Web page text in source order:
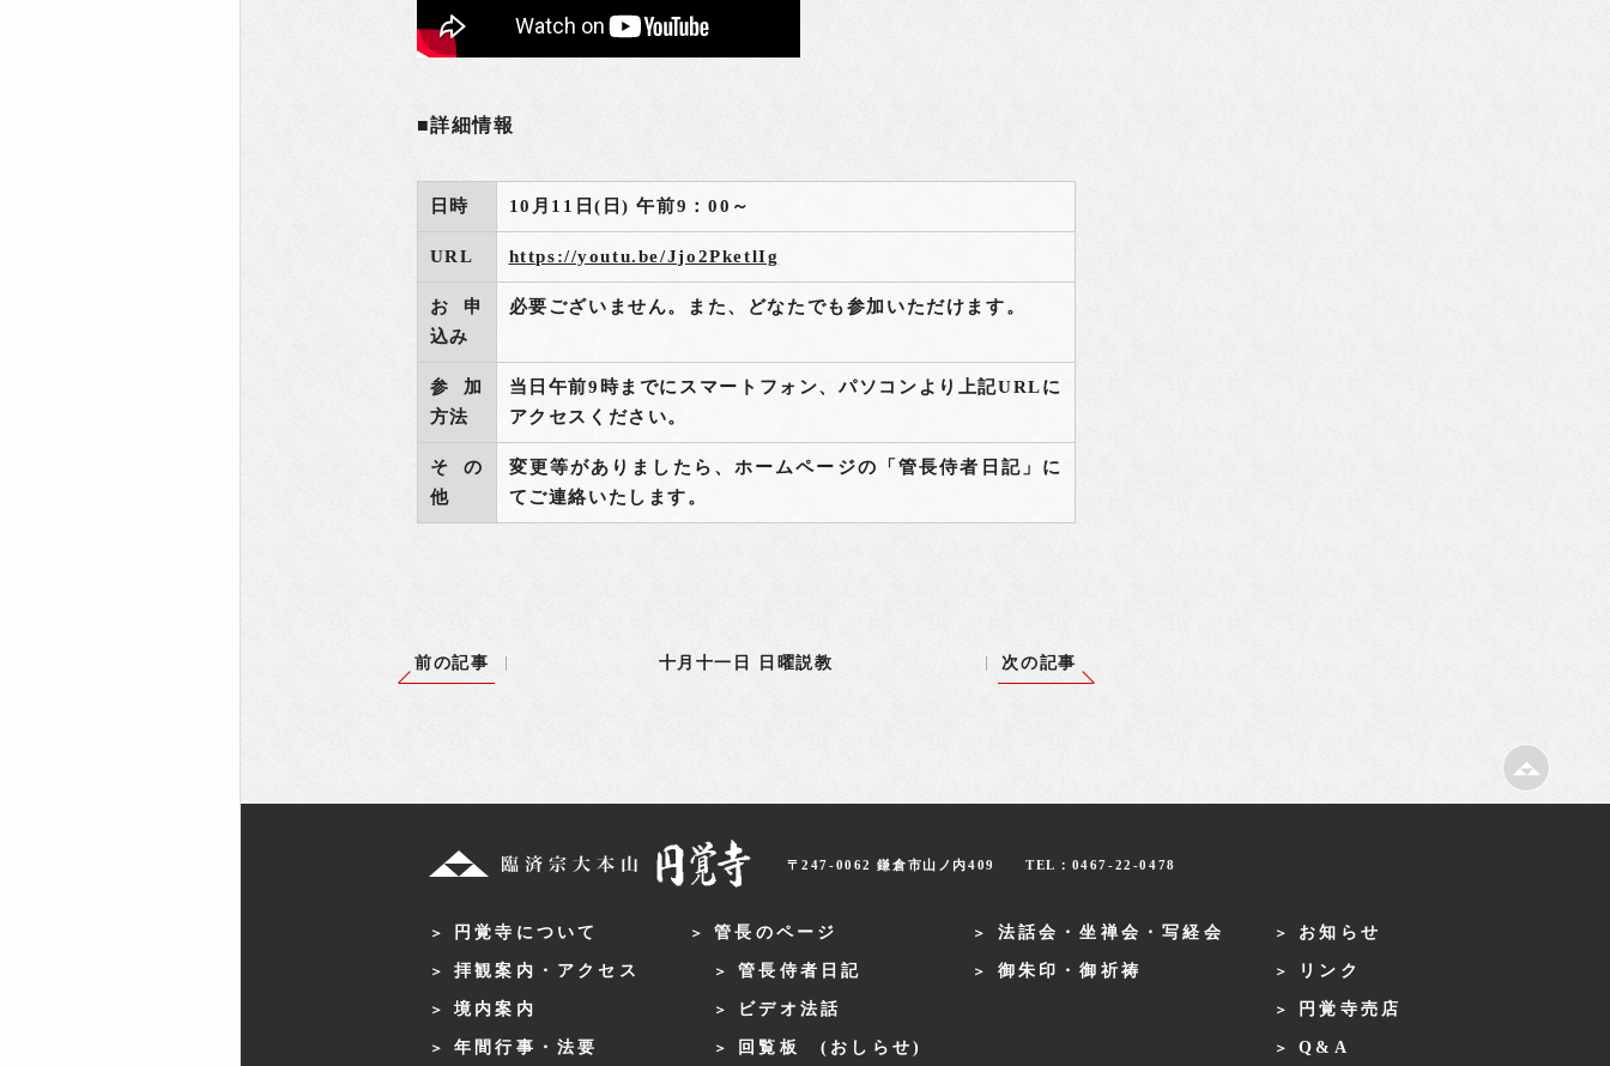
■詳細情報
日時 10月11日(日) 午前9：00～
URL https://youtu.be/Jjo2PketlIg
お申
込み
必要ございません。また、どなたでも参加いただけます。
参加
方法
当日午前9時までにスマートフォン、パソコンより上記URLに
アクセスください。
その
他
変更等がありましたら、ホームページの「管長侍者日記」に
てご連絡いたします。
十月十一日 日曜説教
前の記事 次の記事
〒247-0062 鎌倉市山ノ内409TEL：0467-22-0478
円覚寺について
拝観案内・アクセス
境内案内
年間行事・法要
管長のページ
管長侍者日記
ビデオ法話
回覧板 (おしらせ)
法話会・坐禅会・写経会
御朱印・御祈祷
お知らせ
リンク
円覚寺売店
Q&A